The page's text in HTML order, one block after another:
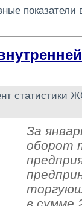
показатели
статистики
За
оборот